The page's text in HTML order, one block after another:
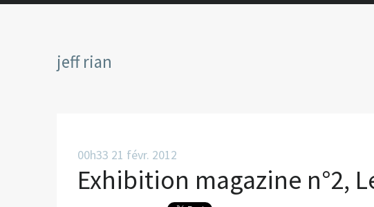
jeff rian
00h33 21 févr. 2012
Exhibition magazine n°2,